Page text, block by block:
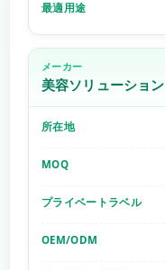
美容ソリューション